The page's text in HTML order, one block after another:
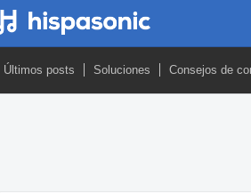
Últimos posts Soluciones Consejos de